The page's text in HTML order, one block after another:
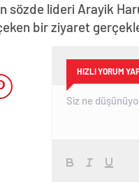
sözde lideri Arayik
bir ziyaret
HIZLI YORUM